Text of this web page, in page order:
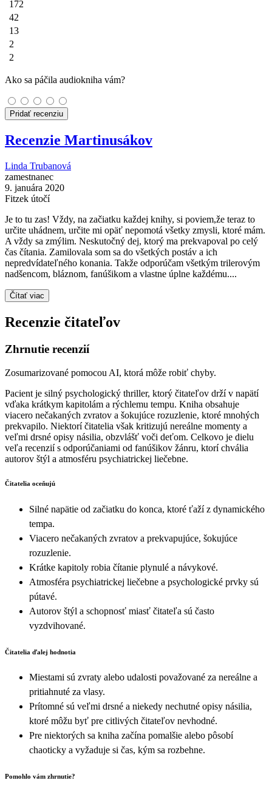
172
42
13
2
2
Ako sa páčila audiokniha vám?
Pridať recenziu
Recenzie Martinusákov
Linda Trubanová
zamestnanec
9. januára 2020
Fitzek útočí
Je to tu zas! Vždy, na začiatku každej knihy, si poviem,že teraz to
určite uhádnem, určite mi opäť nepomotá všetky zmysli, ktoré mám.
A vždy sa zmýlim. Neskutočný dej, ktorý ma prekvapoval po celý
čas čítania. Zamilovala som sa do všetkých postáv a ich
nepredvídateľného konania. Takže odporúčam všetkým trilerovým
nadšencom, bláznom, fanúšikom a vlastne úplne každému....
Čítať viac
Recenzie čitateľov
Zhrnutie recenzií
Zosumarizované pomocou AI, ktorá môže robiť chyby.
Pacient je silný psychologický thriller, ktorý čitateľov drží v napätí
vďaka krátkym kapitolám a rýchlemu tempu. Kniha obsahuje
viacero nečakaných zvratov a šokujúce rozuzlenie, ktoré mnohých
prekvapilo. Niektorí čitatelia však kritizujú nereálne momenty a
veľmi drsné opisy násilia, obzvlášť voči deťom. Celkovo je dielu
veľa recenzií s odporúčaniami od fanúšikov žánru, ktorí chvália
autorov štýl a atmosféru psychiatrickej liečebne.
Čitatelia oceňujú
Silné napätie od začiatku do konca, ktoré ťaží z dynamického
tempa.
Viacero nečakaných zvratov a prekvapujúce, šokujúce
rozuzlenie.
Krátke kapitoly robia čítanie plynulé a návykové.
Atmosféra psychiatrickej liečebne a psychologické prvky sú
pútavé.
Autorov štýl a schopnosť miasť čitateľa sú často
vyzdvihované.
Čitatelia ďalej hodnotia
Miestami sú zvraty alebo udalosti považované za nereálne a
pritiahnuté za vlasy.
Prítomné sú veľmi drsné a niekedy nechutné opisy násilia,
ktoré môžu byť pre citlivých čitateľov nevhodné.
Pre niektorých sa kniha začína pomalšie alebo pôsobí
chaoticky a vyžaduje si čas, kým sa rozbehne.
Pomohlo vám zhrnutie?